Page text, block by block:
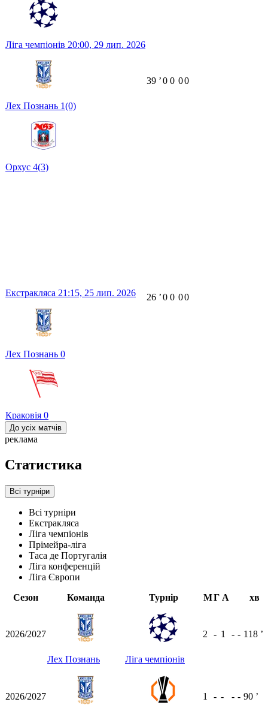
Ліга чемпіонів 20:00, 29 лип. 2026
Лех Познань 1(0)
Орхус 4(3)
39 ʼ0 0 00
Екстракляса 21:15, 25 лип. 2026
Лех Познань 0
Краковія 0
26 ʼ0 0 00
До усіх матчів
реклама
Статистика
Всі турніри
Всі турніри
Екстракляса
Ліга чемпіонів
Прімейра-ліга
Таса де Португалія
Ліга конференцій
Ліга Європи
Сезон
Команда Турнір МГ А хв
2026/2027
Лех Познань Ліга чемпіонів
2 - 1 - - 118 ʼ
2026/2027 1 - - - - 90 ʼ